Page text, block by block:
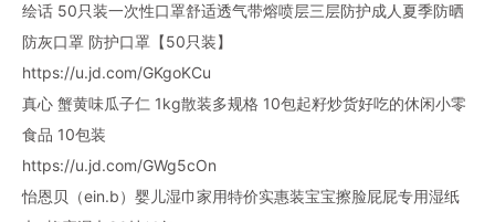
绘话 50只装一次性口罩舒适透气带熔喷层三层防护成人夏季防晒
防灰口罩 防护口罩【50只装】
https://u.jd.com/GKgoKCu
真心 蟹黄味瓜子仁 1kg散装多规格 10包起籽炒货好吃的休闲小零
食品 10包装
https://u.jd.com/GWg5cOn
怡恩贝（ein.b）婴儿湿巾家用特价实惠装宝宝擦脸屁屁专用湿纸